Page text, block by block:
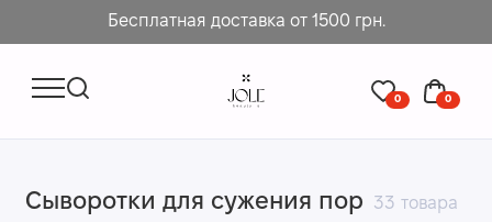
Бесплатная доставка от 1500 грн.
0 0
Сыворотки для сужения пор 33 товара